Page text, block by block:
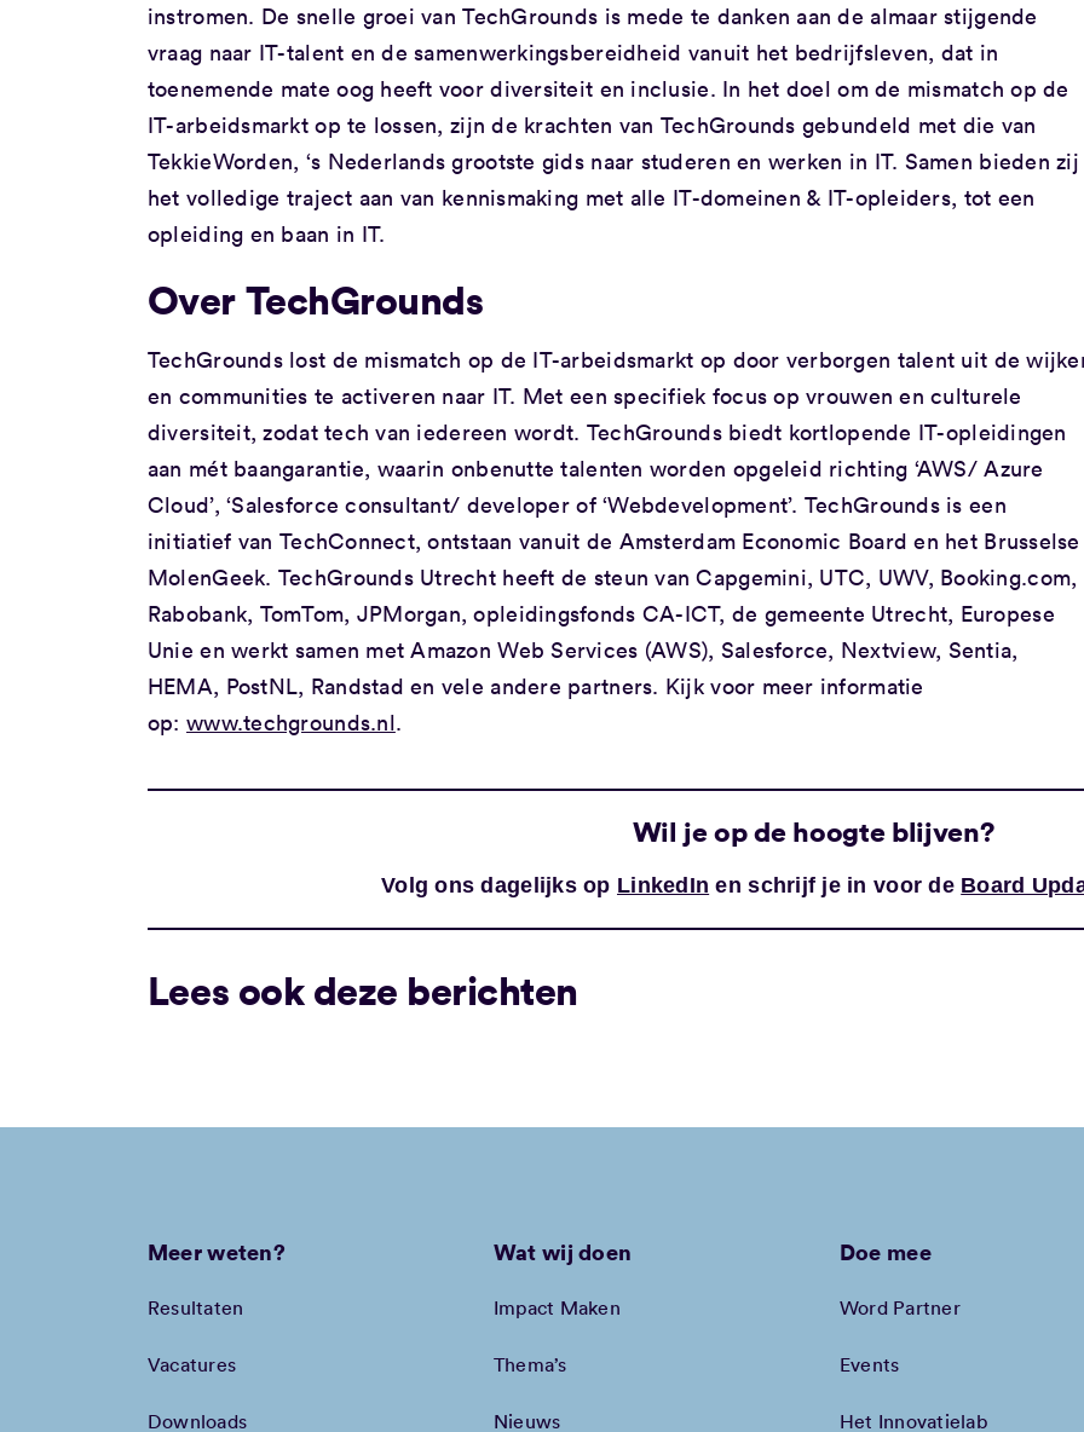
instromen. De snelle groei van TechGrounds is mede te danken aan de almaar stijgende
vraag naar IT-talent en de samenwerkingsbereidheid vanuit het bedrijfsleven, dat in
toenemende mate oog heeft voor diversiteit en inclusie. In het doel om de mismatch op de
IT-arbeidsmarkt op te lossen, zijn de krachten van TechGrounds gebundeld met die van
TekkieWorden, ‘s Nederlands grootste gids naar studeren en werken in IT. Samen bieden zij
het volledige traject aan van kennismaking met alle IT-domeinen & IT-opleiders, tot een
opleiding en baan in IT.
Over TechGrounds
TechGrounds lost de mismatch op de IT-arbeidsmarkt op door verborgen talent uit de
en communities te activeren naar IT. Met een specifiek focus op vrouwen en culturele
diversiteit, zodat tech van iedereen wordt. TechGrounds biedt kortlopende IT-opleidingen
aan mét baangarantie, waarin onbenutte talenten worden opgeleid richting ‘AWS/ Azure
Cloud’, ‘Salesforce consultant/ developer of ‘Webdevelopment’. TechGrounds is een
initiatief van TechConnect, ontstaan vanuit de Amsterdam Economic Board en het Brusselse
MolenGeek. TechGrounds Utrecht heeft de steun van Capgemini, UTC, UWV, Booking.com,
Rabobank, TomTom, JPMorgan, opleidingsfonds CA-ICT, de gemeente Utrecht, Europese
Unie en werkt samen met Amazon Web Services (AWS), Salesforce, Nextview, Sentia,
HEMA, PostNL, Randstad en vele andere partners. Kijk voor meer informatie
op:www.techgrounds.nl.
Wil je op de hoogte blijven?
Volg ons dagelijks op LinkedIn en schrijf je in voor de Board
Lees ook deze berichten
Meer weten?
Resultaten
Vacatures
Downloads
Wat wij doen
Impact Maken
Thema’s
Nieuws
Doe mee
Word Partner
Events
Het Innovatielab